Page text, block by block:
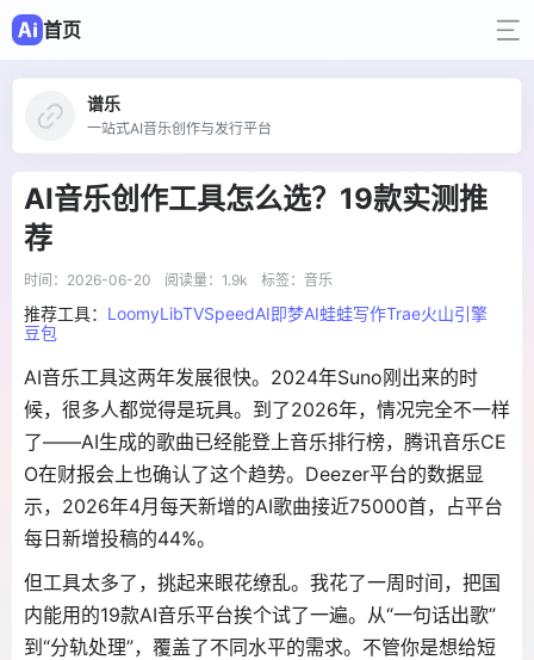
首页
谱乐
一站式AI音乐创作与发行平台
AI音乐创作工具怎么选？19款实测推
荐
时间：2026-06-20 阅读量：1.9k 标签：音乐
推荐工具： LoomyLibTVSpeedAI即梦AI蛙蛙写作Trae火山引擎
豆包
AI音乐工具这两年发展很快。2024年Suno刚出来的时
候，很多人都觉得是玩具。到了2026年，情况完全不一样
了——AI生成的歌曲已经能登上音乐排行榜，腾讯音乐CE
O在财报会上也确认了这个趋势。Deezer平台的数据显
示，2026年4月每天新增的AI歌曲接近75000首，占平台
每日新增投稿的44%。
但工具太多了，挑起来眼花缭乱。我花了一周时间，把国
内能用的19款AI音乐平台挨个试了一遍。从“一句话出歌”
到“分轨处理”，覆盖了不同水平的需求。不管你是想给短